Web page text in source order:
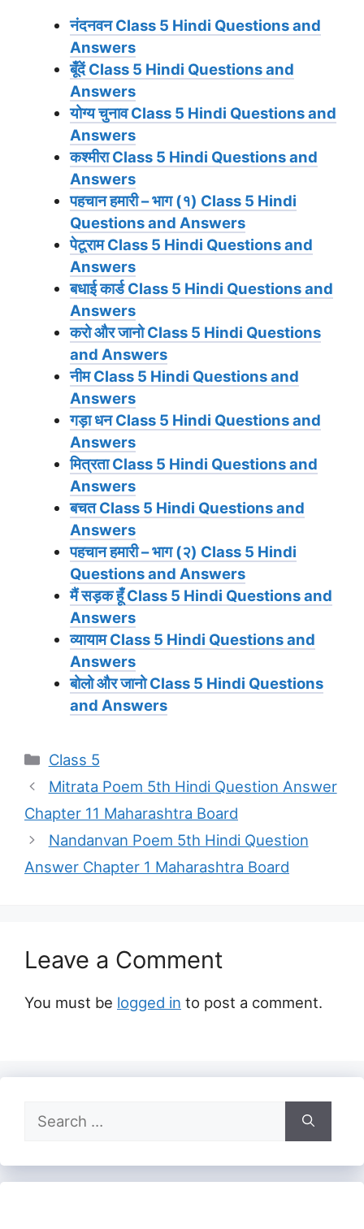
नंदनवन Class 5 Hindi Questions and
Answers
बूँदें Class 5 Hindi Questions and
Answers
योग्‍य चुनाव Class 5 Hindi Questions and
Answers
कश्मीरा Class 5 Hindi Questions and
Answers
पहचान हमारी – भाग (१) Class 5 Hindi
Questions and Answers
पेटूराम Class 5 Hindi Questions and
Answers
बधाई कार्ड Class 5 Hindi Questions and
Answers
करो और जानो Class 5 Hindi Questions
and Answers
नीम Class 5 Hindi Questions and
Answers
गड़ा धन Class 5 Hindi Questions and
Answers
मित्रता Class 5 Hindi Questions and
Answers
बचत Class 5 Hindi Questions and
Answers
पहचान हमारी – भाग (२) Class 5 Hindi
Questions and Answers
मैं सड़क हूँ Class 5 Hindi Questions and
Answers
व्यायाम Class 5 Hindi Questions and
Answers
बोलो और जानो Class 5 Hindi Questions
and Answers
Categories
Class 5
Mitrata Poem 5th Hindi Question Answer
Chapter 11 Maharashtra Board
Nandanvan Poem 5th Hindi Question
Answer Chapter 1 Maharashtra Board
Leave a Comment
You must be logged in to post a comment.
Search
for: